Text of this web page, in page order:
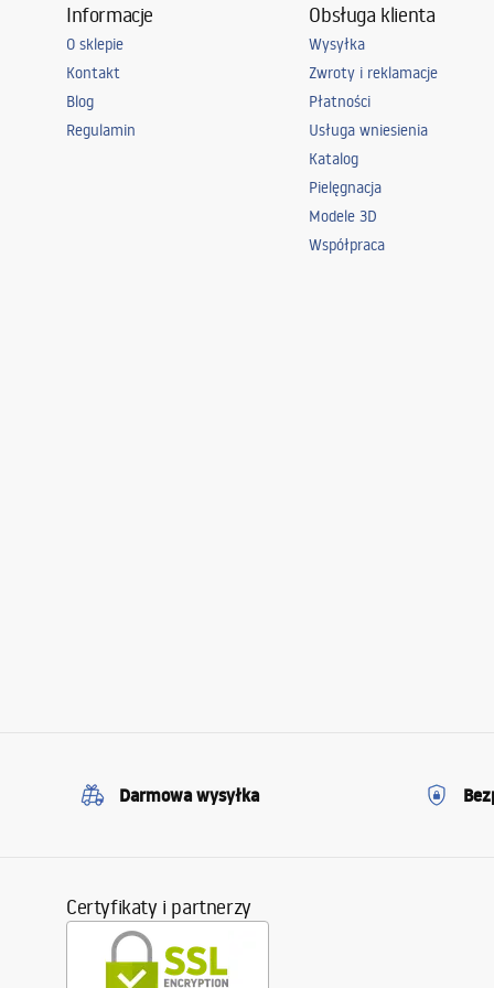
Informacje
O sklepie
Kontakt
Blog
Regulamin
Obsługa klienta
Wysyłka
Zwroty i reklamacje
Płatności
Usługa wniesienia
Katalog
Pielęgnacja
Modele 3D
Współpraca
Darmowa wysyłka
Certyfikaty i partnerzy